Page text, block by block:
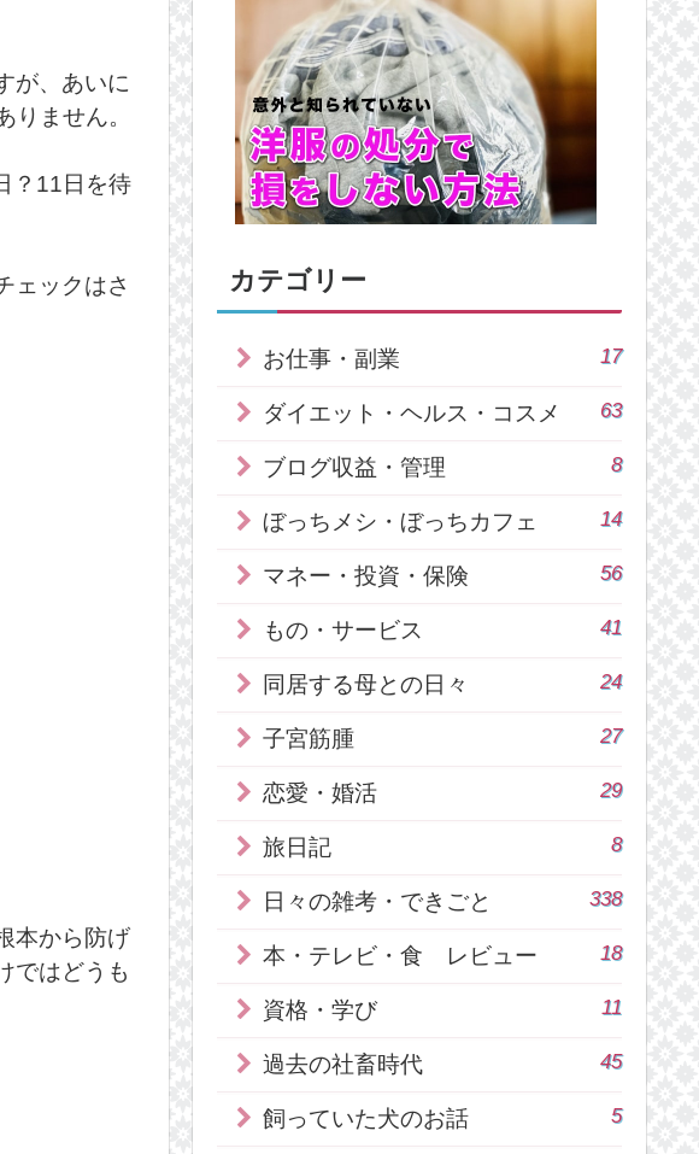
が、あいに
ません。
？11日を待
ェックはさ
本から防げ
ではどうも
カテゴリー
お仕事・副業 17
ダイエット・ヘルス・コスメ 63
ブログ収益・管理 8
ぼっちメシ・ぼっちカフェ 14
マネー・投資・保険 56
もの・サービス 41
同居する母との日々 24
子宮筋腫 27
恋愛・婚活 29
旅日記 8
日々の雑考・できごと 338
本・テレビ・食 レビュー 18
資格・学び 11
過去の社畜時代 45
飼っていた犬のお話 5